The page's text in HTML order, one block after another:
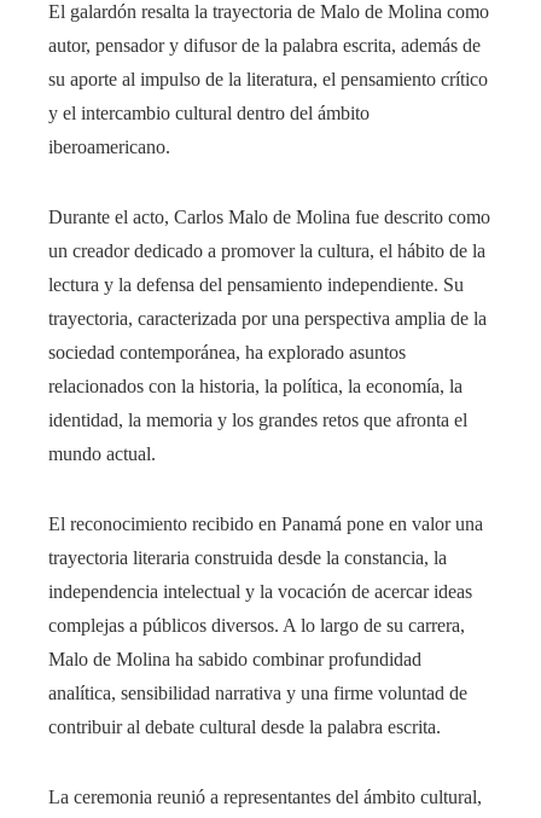
El galardón resalta la trayectoria de Malo de Molina como
autor, pensador y difusor de la palabra escrita, además de
su aporte al impulso de la literatura, el pensamiento crítico
y el intercambio cultural dentro del ámbito
iberoamericano.
Durante el acto, Carlos Malo de Molina fue descrito como
un creador dedicado a promover la cultura, el hábito de la
lectura y la defensa del pensamiento independiente. Su
trayectoria, caracterizada por una perspectiva amplia de la
sociedad contemporánea, ha explorado asuntos
relacionados con la historia, la política, la economía, la
identidad, la memoria y los grandes retos que afronta el
mundo actual.
El reconocimiento recibido en Panamá pone en valor una
trayectoria literaria construida desde la constancia, la
independencia intelectual y la vocación de acercar ideas
complejas a públicos diversos. A lo largo de su carrera,
Malo de Molina ha sabido combinar profundidad
analítica, sensibilidad narrativa y una firme voluntad de
contribuir al debate cultural desde la palabra escrita.
La ceremonia reunió a representantes del ámbito cultural,